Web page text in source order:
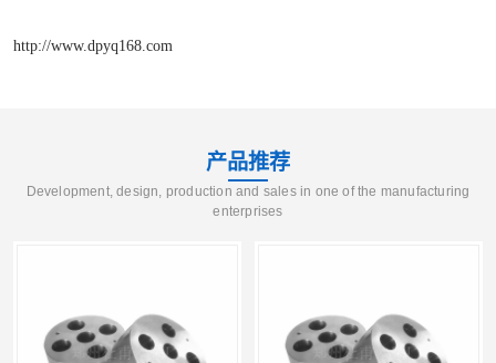
http://www.dpyq168.com
产品推荐
Development, design, production and sales in one of the manufacturing
enterprises